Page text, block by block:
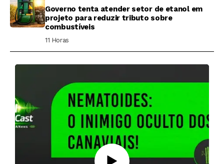
Governo tenta atender setor de etanol em
projeto para reduzir tributo sobre
combustíveis
11 Horas ⁮